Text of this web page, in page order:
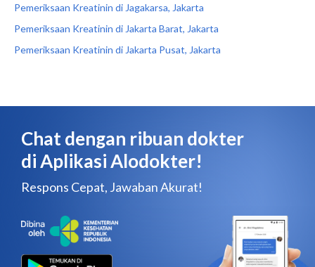
Pemeriksaan Kreatinin di Jagakarsa, Jakarta
Pemeriksaan Kreatinin di Jakarta Barat, Jakarta
Pemeriksaan Kreatinin di Jakarta Pusat, Jakarta